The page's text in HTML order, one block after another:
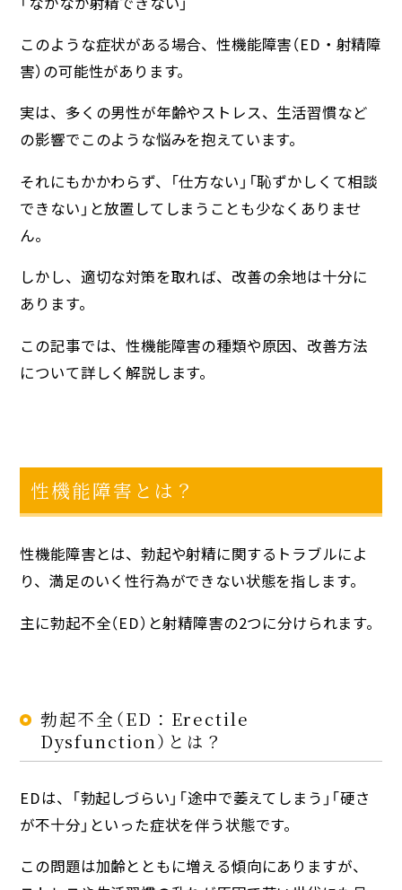
このような症状がある場合、性機能障害（ED・射精障
害）の可能性があります。
実は、多くの男性が年齢やストレス、生活習慣など
の影響でこのような悩みを抱えています。
それにもかかわらず、「仕方ない」「恥ずかしくて相談
できない」と放置してしまうことも少なくありませ
ん。
しかし、適切な対策を取れば、改善の余地は十分に
あります。
この記事では、性機能障害の種類や原因、改善方法
について詳しく解説します。
性機能障害とは？
性機能障害とは、勃起や射精に関するトラブルによ
り、満足のいく性行為ができない状態を指します。
主に勃起不全（ED）と射精障害の2つに分けられます。
勃起不全（ED：Erectile
Dysfunction）とは？
EDは、「勃起しづらい」「途中で萎えてしまう」「硬さ
が不十分」といった症状を伴う状態です。
この問題は加齢とともに増える傾向にありますが、